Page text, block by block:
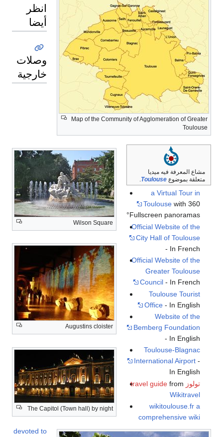
Map of the Community of Agglomeration of Greater
Toulouse
Wilson Square
Augustins cloister
The Capitol (Town hall) by night
انظر
أيضا
وصلات
خارجية
مشاع المعرفة فيه ميديا
متعلقة بموضوعToulouse
.
a Virtual Tour in
Toulousewith 360
°Fullscreen panoramas
Official Website of the
City Hall of Toulouse
- In French
Official Website of the
Greater Toulouse
Council- In French
Toulouse Tourist
Office- In English
Website of the
Bemberg Foundation
- In English
Toulouse-Blagnac
International Airport-
In English
تولوز travel guide from
Wikitravel
wikitoulouse.fr a
comprehensive wiki
devoted to